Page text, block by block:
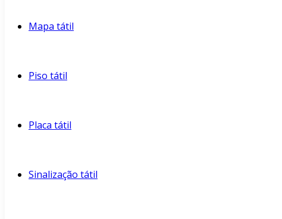
Mapa tátil
Piso tátil
Placa tátil
Sinalização tátil